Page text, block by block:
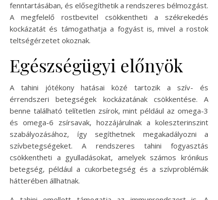
fenntartásában, és elősegíthetik a rendszeres bélmozgást.
A megfelelő rostbevitel csökkentheti a székrekedés
kockázatát és támogathatja a fogyást is, mivel a rostok
teltségérzetet okoznak.
Egészségügyi előnyök
A tahini jótékony hatásai közé tartozik a szív- és
érrendszeri betegségek kockázatának csökkentése. A
benne található telítetlen zsírok, mint például az omega-3
és omega-6 zsírsavak, hozzájárulnak a koleszterinszint
szabályozásához, így segíthetnek megakadályozni a
szívbetegségeket. A rendszeres tahini fogyasztás
csökkentheti a gyulladásokat, amelyek számos krónikus
betegség, például a cukorbetegség és a szívproblémák
hátterében állhatnak.